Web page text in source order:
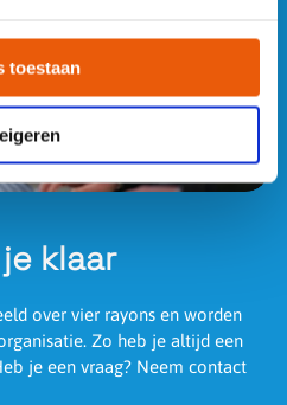
toestaan
klaar
over vier rayons en worden
Zo heb je altijd een
je een vraag? Neem contact